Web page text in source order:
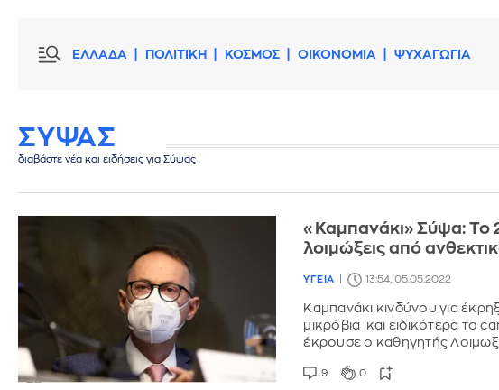
ΕΛΛΑΔΑ ΠΟΛΙΤΙΚΗ ΚΟΣΜΟΣ ΟΙΚΟΝΟΜΙΑ ΨΥΧΑΓΩΓΙΑ
ΣΥΨΑΣ
διαβάστε νέα και ειδήσεις για Σύψας
«Καμπανάκι» Σύψα: Το
λοιμώξεις από
ΥΓΕΙΑ 13:54, 05.05.2022
Καμπανάκι κινδύνου για
μικρόβια και ειδικότερα το
έκρουσε ο καθηγητής
9 0